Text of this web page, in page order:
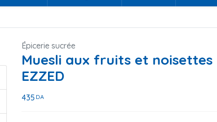
Épicerie sucrée
Muesli aux fruits et noisettes
EZZED
435 DA